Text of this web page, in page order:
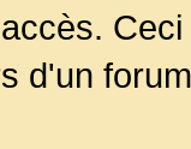
d'un